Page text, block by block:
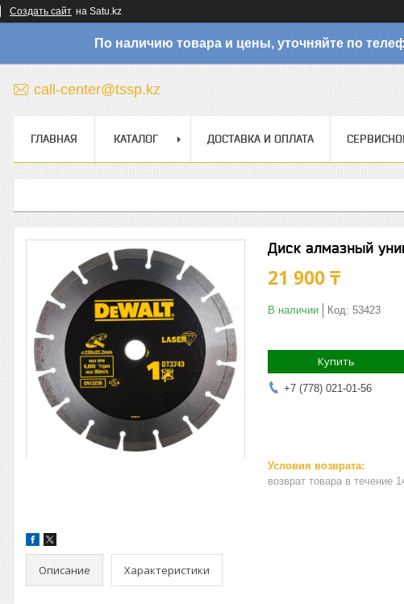
Создать сайт на Satu.kz
По наличию товара и цены, уточняйте по
call-center@tssp.kz
ГЛАВНАЯ КАТАЛОГ ДОСТАВКА И ОПЛАТА
Диск алмазный
21 900 ₸
В наличии Код: 53423
Купить
+7 (778) 021-01-56
возврат товара в течение
Описание Характеристики